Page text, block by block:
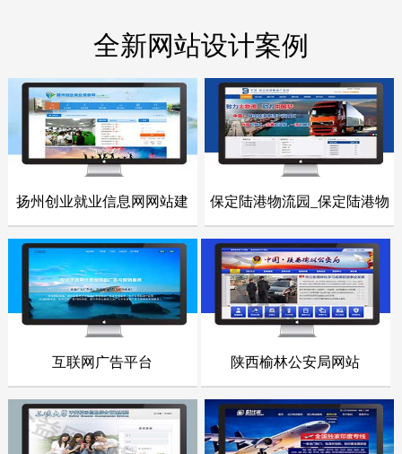
全新网站设计案例
- 网站建设案例 -
点击浏览
扬州创业就业信息网网站建
- 网站建设案例 -
点击浏览
保定陆港物流园_保定陆港物
- 网站建设案例 -
点击浏览
互联网广告平台 - 网站建设案例 -
点击浏览
陕西榆林公安局网站